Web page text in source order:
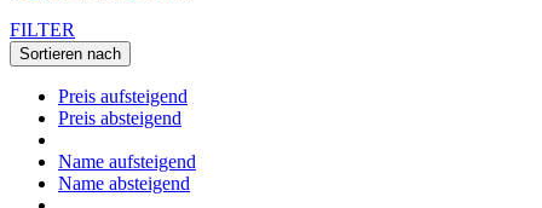
FILTER
Sortieren nach
Preis aufsteigend
Preis absteigend
Name aufsteigend
Name absteigend